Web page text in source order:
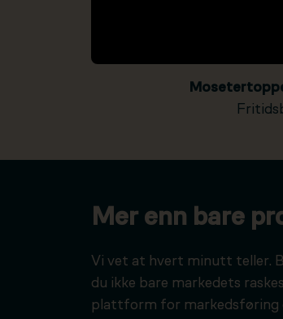
Mer enn bare
Vi vet at hvert minutt teller.
du ikke bare markedets
plattform for markedsføring